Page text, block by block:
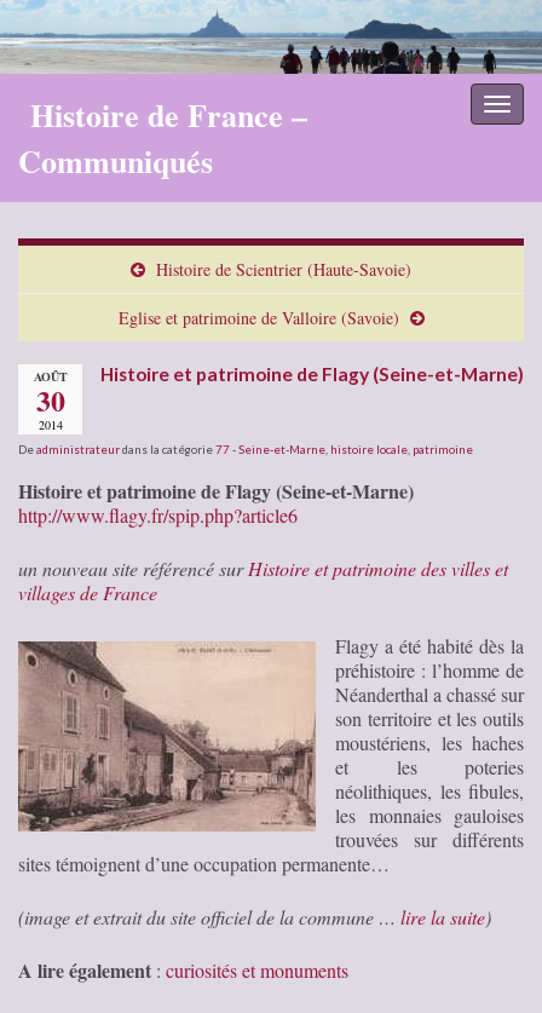
Histoire de France –
Communiqués
Histoire de Scientrier (Haute-Savoie)
Eglise et patrimoine de Valloire (Savoie)
AOÛT
30
2014
Histoire et patrimoine de Flagy (Seine-et-Marne)
Deadministrateurdans la catégorie77 - Seine-et-Marne histoire locale patrimoine
Histoire et patrimoine de Flagy (Seine-et-Marne)
http://www.flagy.fr/spip.php?article6
un nouveau site référencé surHistoire et patrimoine des villes et
villages de France
Flagy a été habité dès la
préhistoire : l’homme de
Néanderthal a chassé sur
son territoire et les outils
moustériens, les haches
et les poteries
néolithiques, les fibules,
les monnaies gauloises
trouvées sur différents
sites témoignent d’une occupation permanente…
(image et extrait du site officiel de la commune … lire la suite)
A lire également : curiosités et monuments